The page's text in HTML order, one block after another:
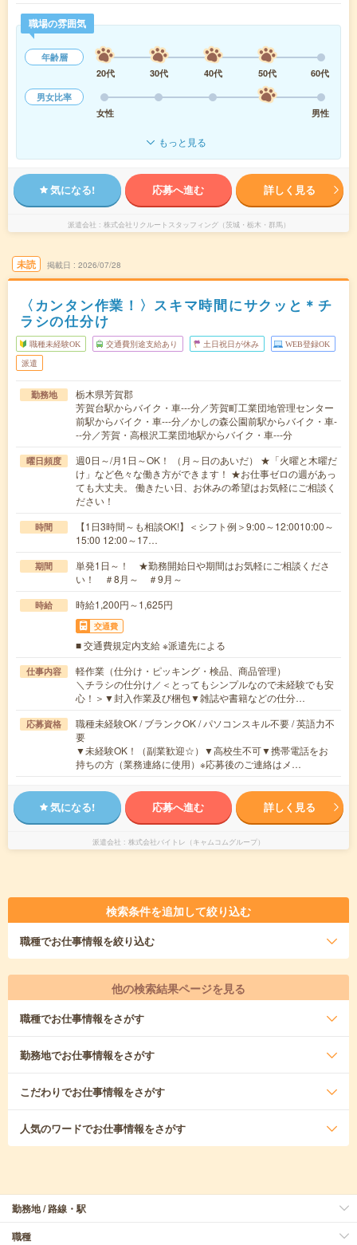
職場の雰囲気
年齢層
20代
30代 40代 50代
60代
男女比率
女性
男性
もっと見る
気になる! 応募へ進む 詳しく見る
派遣会社 株式会社リクルートスタッフィング（茨城・栃木・群馬）
未読 掲載日 2026/07/28
〈カンタン作業！〉スキマ時間にサクッと＊チ
ラシの仕分け
職種未経験OK 交通費別途支給あり 土日祝日が休み WEB登録OK
派遣
勤務地
栃木県芳賀郡
芳賀台駅からバイク・車---分／芳賀町工業団地管理センター
前駅からバイク・車---分／かしの森公園前駅からバイク・車-
--分／芳賀・高根沢工業団地駅からバイク・車---分
曜日頻度
週0日～/月1日～OK！ （月～日のあいだ） ★「火曜と木曜だ
け」など色々な働き方ができます！ ★お仕事ゼロの週があっ
ても大丈夫。 働きたい日、お休みの希望はお気軽にご相談く
ださい！
時間
【1日3時間～も相談OK!】＜シフト例＞9:00～12:0010:00～
15:00 12:00～17…
期間
単発1日～！ ★勤務開始日や期間はお気軽にご相談くださ
い！ ＃8月～ ＃9月～
時給 時給1,200円～1,625円
交通費
■ 交通費規定内支給 ※派遣先による
仕事内容
軽作業（仕分け・ピッキング・検品、商品管理）
＼チラシの仕分け／＜とってもシンプルなので未経験でも安
心！＞▼封入作業及び梱包▼雑誌や書籍などの仕分…
応募資格
職種未経験OK / ブランクOK / パソコンスキル不要 / 英語力不
要
▼未経験OK！（副業歓迎☆）▼高校生不可▼携帯電話をお
持ちの方（業務連絡に使用）※応募後のご連絡はメ…
気になる! 応募へ進む 詳しく見る
派遣会社 株式会社バイトレ（キャムコムグループ）
検索条件を追加して絞り込む
職種でお仕事情報を絞り込む
他の検索結果ページを見る
職種でお仕事情報をさがす
勤務地でお仕事情報をさがす
こだわりでお仕事情報をさがす
人気のワードでお仕事情報をさがす
勤務地 / 路線・駅
職種